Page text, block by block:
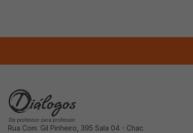
Rua Com. Gil Pinheiro, 395 Sala 04 - Chac.